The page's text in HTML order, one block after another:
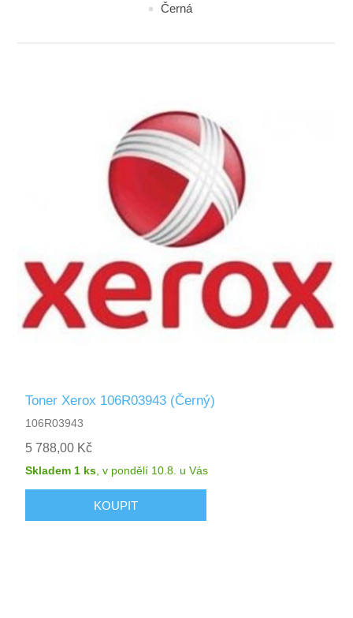
Černá
Toner Xerox 106R03943 (Černý)
106R03943
5 788,00 Kč
Skladem 1 ks,v pondělí 10.8. u Vás